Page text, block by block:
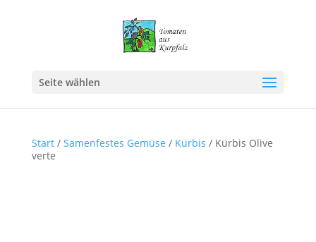
Seite wählen
Start/ Samenfestes Gemüse / Kürbis / Kürbis Olive
verte